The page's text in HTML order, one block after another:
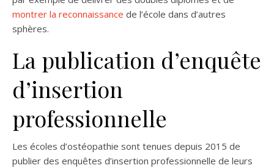
montrer la reconnaissance de l’école dans d’autres
sphères.
La publication d’enquête
d’insertion
professionnelle
Les écoles d’ostéopathie sont tenues depuis 2015 de
publier des enquêtes d’insertion professionnelle de leurs